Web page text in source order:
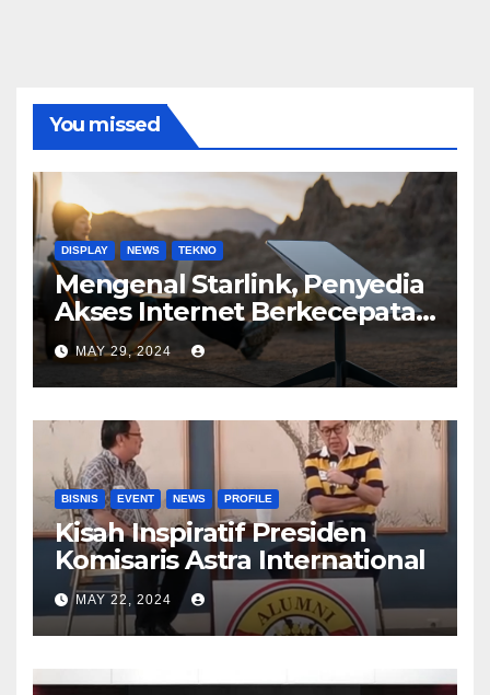
You missed
DISPLAY NEWS TEKNO
Mengenal Starlink, Penyedia
Akses Internet Berkecepatan
Tinggi
MAY 29, 2024
BISNIS EVENT NEWS PROFILE
Kisah Inspiratif Presiden
Komisaris Astra International
MAY 22, 2024